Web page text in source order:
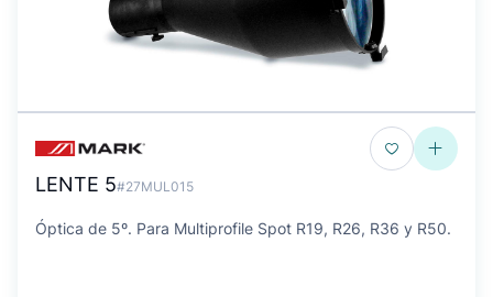
LENTE 5#27MUL015
Óptica de 5º. Para Multiprofile Spot R19, R26, R36 y R50.